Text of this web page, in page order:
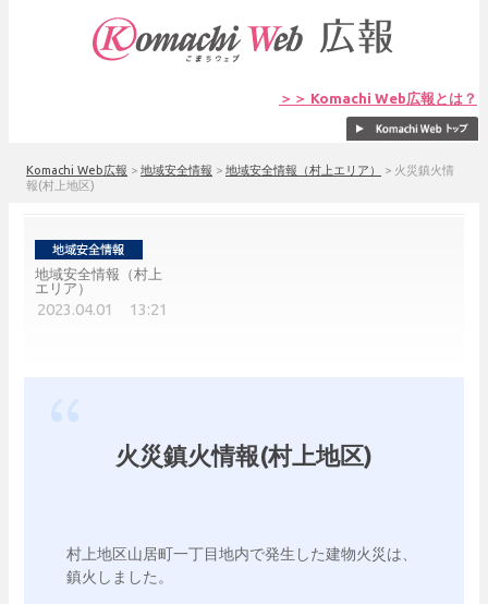
＞＞ Komachi Web広報とは？
Komachi Web広報 > 地域安全情報 > 地域安全情報（村上エリア） > 火災鎮火情
報(村上地区)
地域安全情報（村上
エリア）
2023.04.01 13:21
火災鎮火情報(村上地区)
村上地区山居町一丁目地内で発生した建物火災は、
鎮火しました。